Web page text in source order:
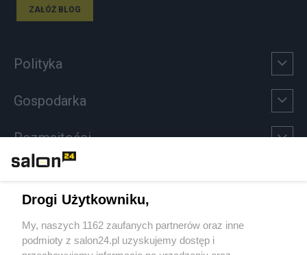
ZAŁÓŻ BLOG
Polityka
Gospodarka
Rozmaitości
Sport
Społeczeństwo
Drogi Użytkowniku,
My, naszych 1162 zaufanych partnerów oraz inne
podmioty z salon24.pl uzyskujemy dostęp i